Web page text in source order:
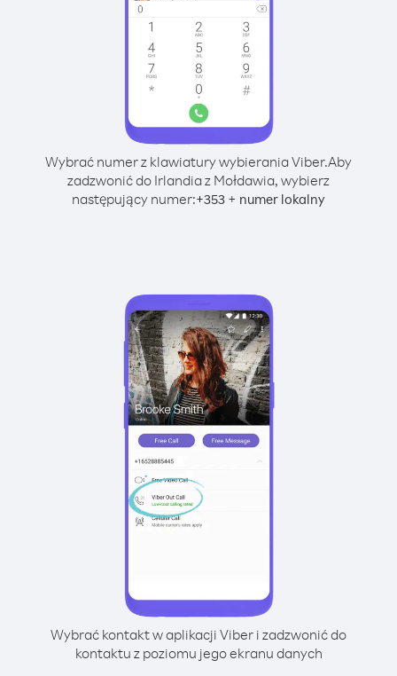
Wybrać numer z klawiatury wybierania Viber.Aby
zadzwonić do Irlandia z Mołdawia, wybierz
następujący numer:+353 + numer lokalny
Wybrać kontakt w aplikacji Viber i zadzwonić do
kontaktu z poziomu jego ekranu danych